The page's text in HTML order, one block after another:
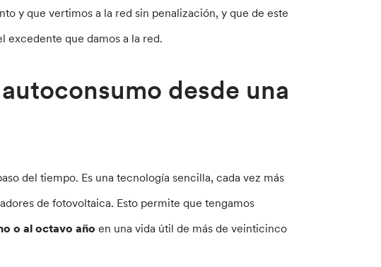
y que vertimos a la red sin penalización, y que de este
excedente que damos a la red.
desde una
del tiempo. Es una tecnología sencilla, cada vez más
de fotovoltaica. Esto permite que tengamos
o al octavo año en una vida útil de más de veinticinco